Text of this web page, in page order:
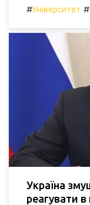
#Університет #
Україна
реагувати